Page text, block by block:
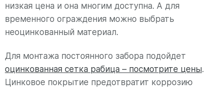
низкая цена и она многим доступна. А для
временного ограждения можно выбрать
неоцинкованный материал.
Для монтажа постоянного забора подойдет
оцинкованная сетка рабица – посмотрите цены.
Цинковое покрытие предотвратит коррозию